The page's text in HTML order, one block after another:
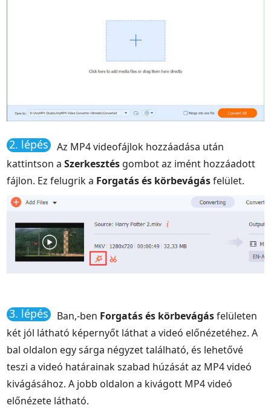
2. lépés
Az MP4 videofájlok hozzáadása után
kattintson aSzerkesztés gombot az imént hozzáadott
fájlon. Ez felugrik a Forgatás és körbevágásfelület.
3. lépés Ban,-ben Forgatás és körbevágásfelületen
két jól látható képernyőt láthat a videó előnézetéhez. A
bal oldalon egy sárga négyzet található, és lehetővé
teszi a videó határainak szabad húzását az MP4 videó
kivágásához. A jobb oldalon a kivágott MP4 videó
előnézete látható.